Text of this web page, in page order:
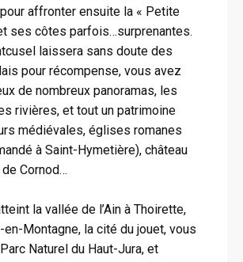
affronter ensuite la « Petite
ses côtes parfois…surprenantes.
laissera sans doute des
pour récompense, vous avez
de nombreux panoramas, les
rivières, et tout un patrimoine
médiévales, églises romanes
à Saint-Hymetière), château
Cornod…
la vallée de l’Ain à Thoirette,
Montagne, la cité du jouet, vous
Naturel du Haut-Jura, et